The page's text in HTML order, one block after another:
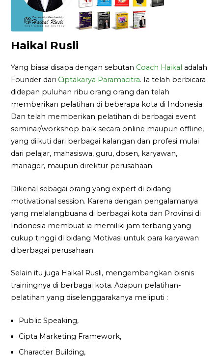
Haikal Rusli
Yang biasa disapa dengan sebutan Coach Haikal adalah
Founder dari Ciptakarya Paramacitra. Ia telah berbicara
didepan puluhan ribu orang orang dan telah
memberikan pelatihan di beberapa kota di Indonesia.
Dan telah memberikan pelatihan di berbagai event
seminar/workshop baik secara online maupun offline,
yang diikuti dari berbagai kalangan dan profesi mulai
dari pelajar, mahasiswa, guru, dosen, karyawan,
manager, maupun direktur perusahaan.
Dikenal sebagai orang yang expert di bidang
motivational session. Karena dengan pengalamanya
yang melalangbuana di berbagai kota dan Provinsi di
Indonesia membuat ia memiliki jam terbang yang
cukup tinggi di bidang Motivasi untuk para karyawan
diberbagai perusahaan.
Selain itu juga Haikal Rusli, mengembangkan bisnis
trainingnya di berbagai kota. Adapun pelatihan-
pelatihan yang diselenggarakanya meliputi :
Public Speaking,
Cipta Marketing Framework,
Character Building,